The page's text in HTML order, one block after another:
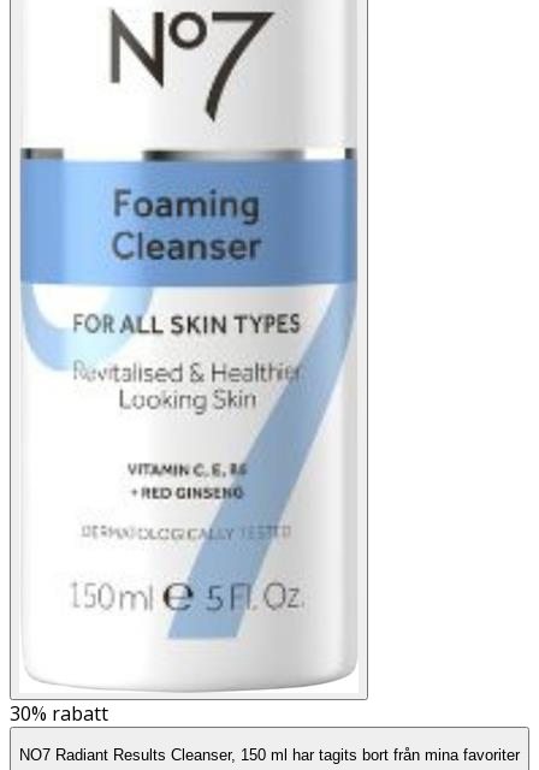
30% rabatt
NO7 Radiant Results Cleanser, 150 ml har tagits bort från mina favoriter